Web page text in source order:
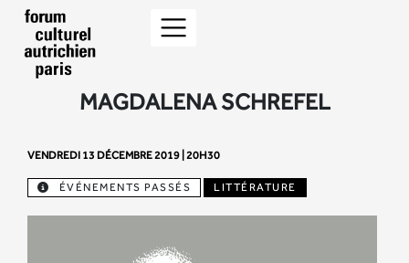
MAGDALENA SCHREFEL
VENDREDI 13 DÉCEMBRE 2019 | 20H30
ÉVÉNEMENTS PASSÉS LITTÉRATURE